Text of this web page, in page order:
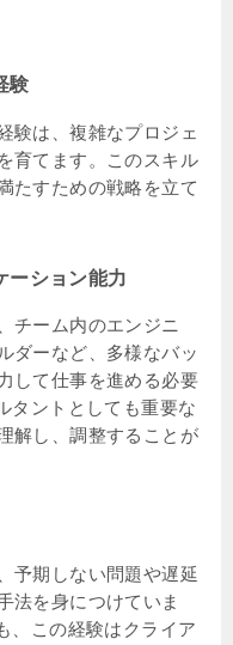
験
験は、複雑なプロジェ
育てます。このスキル
たすための戦略を立て
ーション能力
チーム内のエンジニ
ダーなど、多様なバッ
して仕事を進める必要
タントとしても重要な
解し、調整することが
予期しない問題や遅延
法を身につけていま
、この経験はクライア